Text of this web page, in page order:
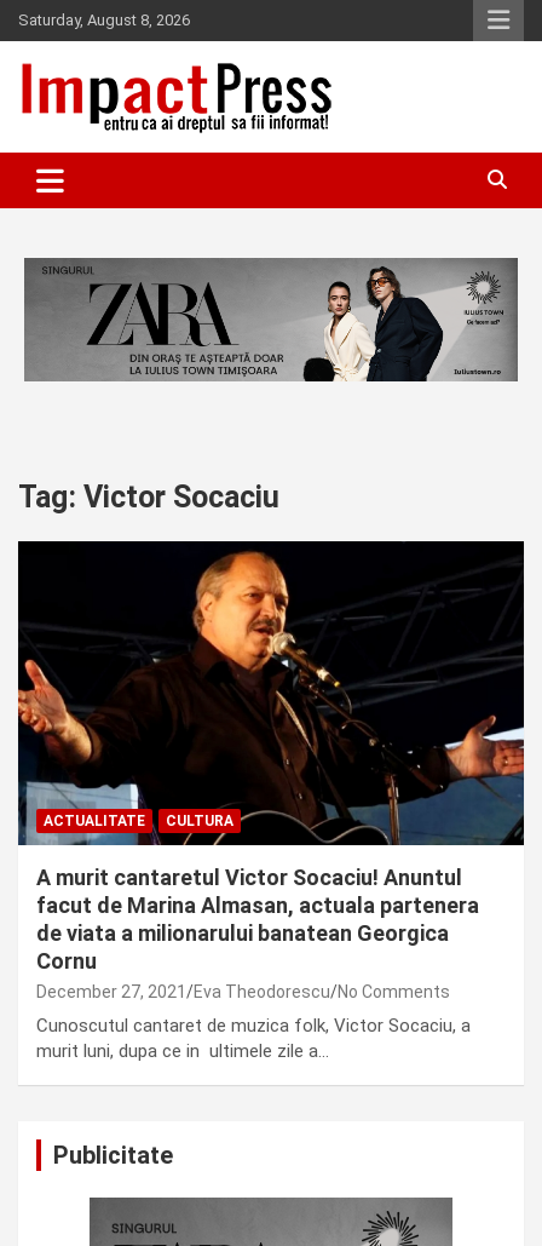
Skip
to
content
Saturday, August 8, 2026
IMPACTPRESS
Tag: Victor Socaciu
ACTUALITATE CULTURA
A murit cantaretul Victor Socaciu! Anuntul
facut de Marina Almasan, actuala partenera
de viata a milionarului banatean Georgica
Cornu
December 27, 2021 Eva Theodorescu No Comments
Cunoscutul cantaret de muzica folk, Victor Socaciu, a
murit luni, dupa ce in ultimele zile a…
Publicitate